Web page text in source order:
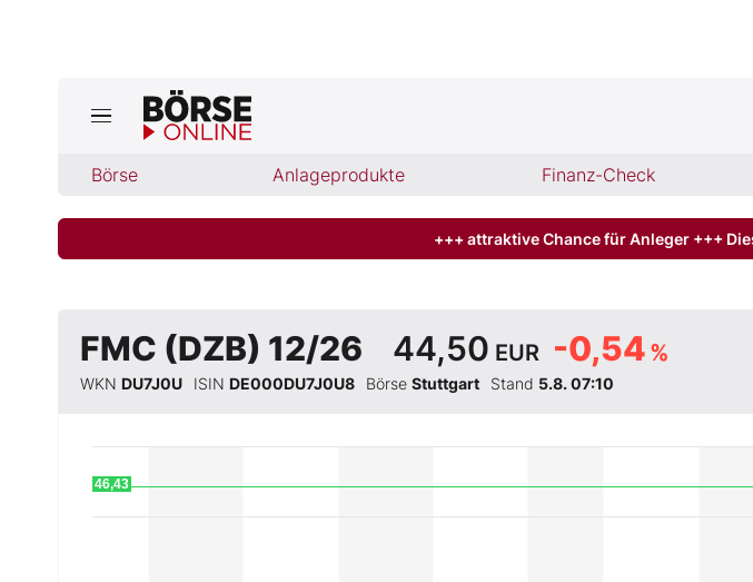
Börse Anlageprodukte Finanz-Check
Jetzt aktuelle Ausgabe BÖRSE ONLINE lesen
Finanz-Check
+++ attraktive Chance für Anleger +++
FMC (DZB) 12/26 -0,54 %
44,50 EUR
WKN DU7J0U ISIN DE000DU7J0U8 Börse Stuttgart Stand 5.8. 07:10
46,43